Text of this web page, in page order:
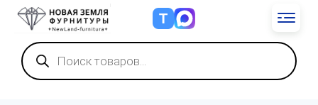
Т
Поиск
товаров